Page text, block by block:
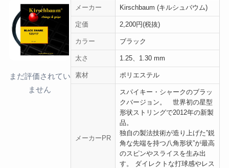
まだ評価されてい
ません
メーカー Kirschbaum (キルシュバウム)
定価 2,200円(税抜)
カラー ブラック
太さ 1.25、1.30 mm
素材 ポリエステル
メーカーPR
スパイキー・シャークのブラッ
クバージョン。 世界初の星型
形状ストリングで2012年の新製
品。
独自の製法技術が造り上げた”鋭
角な先端を持つ八角形状”が最高
のスピンやスライスを生み出
す。 ダイレクトな打球感やレス